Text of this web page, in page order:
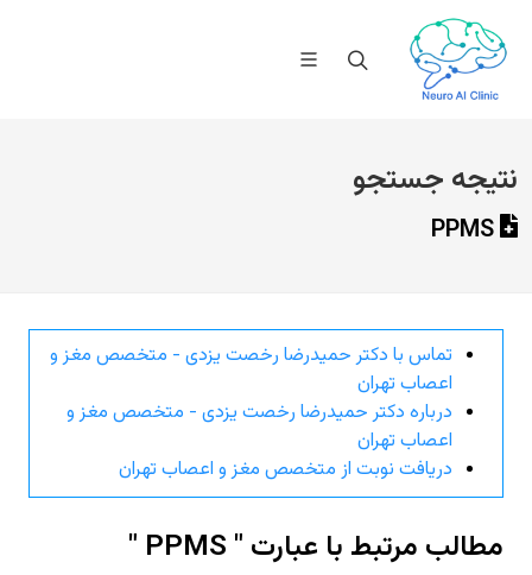
نتیجه جستجو
تماس با دکتر حمیدرضا رخصت یزدی - متخصص مغز و
اعصاب تهران
درباره دکتر حمیدرضا رخصت یزدی - متخصص مغز و
اعصاب تهران
دریافت نوبت از متخصص مغز و اعصاب تهران
مطالب مرتبط با عبارت " PPMS "